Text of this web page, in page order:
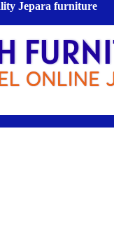
Jepara furniture